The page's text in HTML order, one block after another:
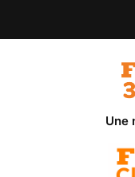
Une